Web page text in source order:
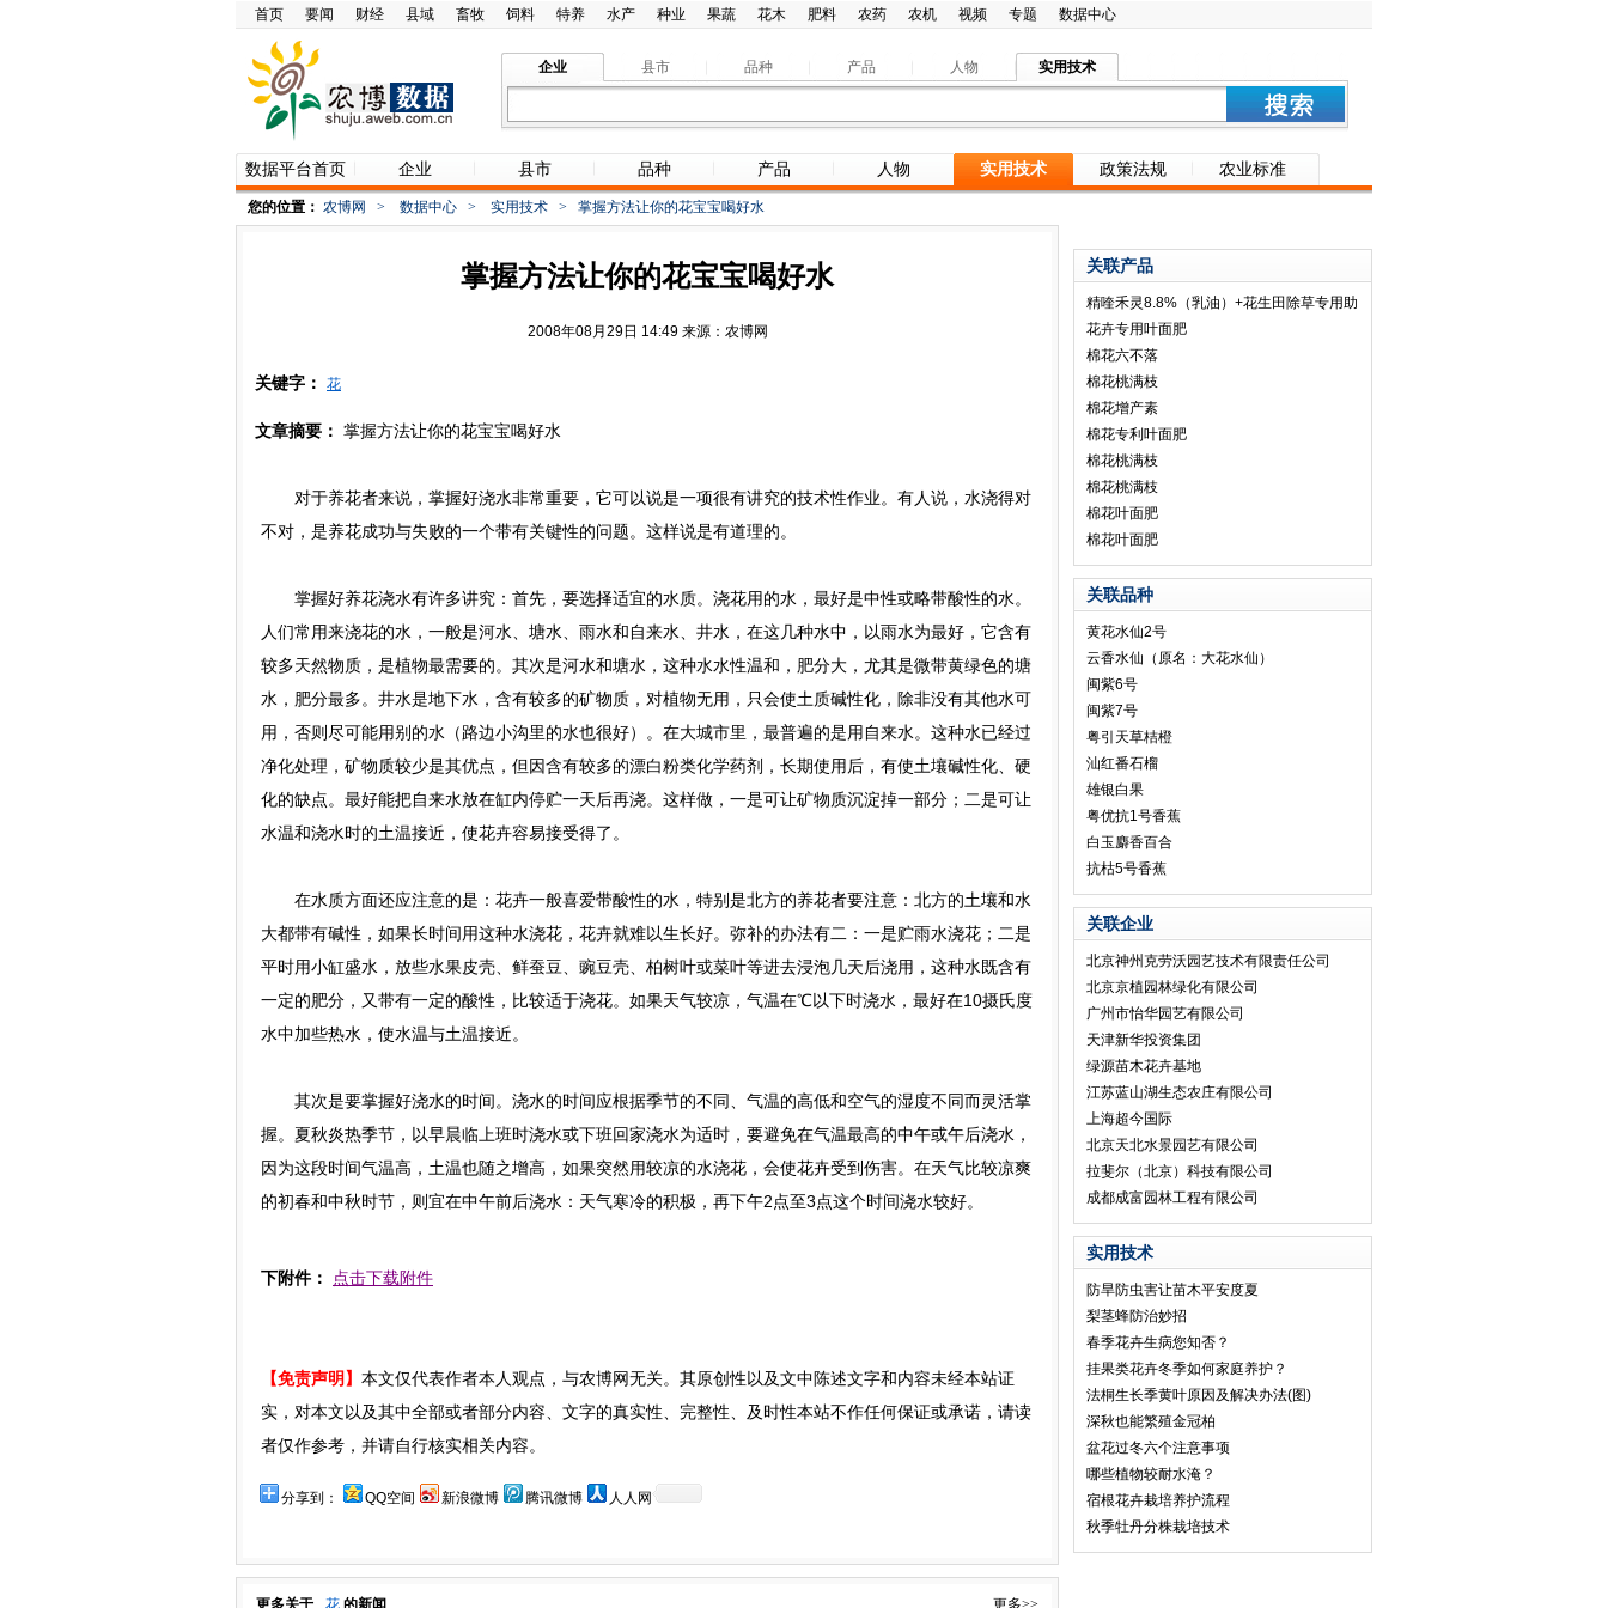
首页 要闻 财经 县域 畜牧 饲料 特养 水产 种业 果蔬 花木 肥料 农药 农机 视频 专题 数据中心
企业 县市 品种 产品 人物 实用技术
数据平台首页 企业 县市 品种 产品 人物 实用技术 政策法规 农业标准
您的位置： 农博网 > 数据中心 > 实用技术 > 掌握方法让你的花宝宝喝好水
掌握方法让你的花宝宝喝好水
2008年08月29日 14:49 来源：农博网
关键字： 花
文章摘要： 掌握方法让你的花宝宝喝好水
对于养花者来说，掌握好浇水非常重要，它可以说是一项很有讲究的技术性作业。有人说，水浇得对
不对，是养花成功与失败的一个带有关键性的问题。这样说是有道理的。
掌握好养花浇水有许多讲究：首先，要选择适宜的水质。浇花用的水，最好是中性或略带酸性的水。
人们常用来浇花的水，一般是河水、塘水、雨水和自来水、井水，在这几种水中，以雨水为最好，它含有
较多天然物质，是植物最需要的。其次是河水和塘水，这种水水性温和，肥分大，尤其是微带黄绿色的塘
水，肥分最多。井水是地下水，含有较多的矿物质，对植物无用，只会使土质碱性化，除非没有其他水可
用，否则尽可能用别的水（路边小沟里的水也很好）。在大城市里，最普遍的是用自来水。这种水已经过
净化处理，矿物质较少是其优点，但因含有较多的漂白粉类化学药剂，长期使用后，有使土壤碱性化、硬
化的缺点。最好能把自来水放在缸内停贮一天后再浇。这样做，一是可让矿物质沉淀掉一部分；二是可让
水温和浇水时的土温接近，使花卉容易接受得了。
在水质方面还应注意的是：花卉一般喜爱带酸性的水，特别是北方的养花者要注意：北方的土壤和水
大都带有碱性，如果长时间用这种水浇花，花卉就难以生长好。弥补的办法有二：一是贮雨水浇花；二是
平时用小缸盛水，放些水果皮壳、鲜蚕豆、豌豆壳、柏树叶或菜叶等进去浸泡几天后浇用，这种水既含有
一定的肥分，又带有一定的酸性，比较适于浇花。如果天气较凉，气温在℃以下时浇水，最好在10摄氏度
水中加些热水，使水温与土温接近。
其次是要掌握好浇水的时间。浇水的时间应根据季节的不同、气温的高低和空气的湿度不同而灵活掌
握。夏秋炎热季节，以早晨临上班时浇水或下班回家浇水为适时，要避免在气温最高的中午或午后浇水，
因为这段时间气温高，土温也随之增高，如果突然用较凉的水浇花，会使花卉受到伤害。在天气比较凉爽
的初春和中秋时节，则宜在中午前后浇水：天气寒冷的积极，再下午2点至3点这个时间浇水较好。
下附件： 点击下载附件
【免责声明】 本文仅代表作者本人观点，与农博网无关。其原创性以及文中陈述文字和内容未经本站证
实，对本文以及其中全部或者部分内容、文字的真实性、完整性、及时性本站不作任何保证或承诺，请读
者仅作参考，并请自行核实相关内容。
分享到： QQ空间 新浪微博 腾讯微博 人人网
更多关于 花 的新闻 更多>>
关联产品
精喹禾灵8.8%（乳油）+花生田除草专用助
花卉专用叶面肥
棉花六不落
棉花桃满枝
棉花增产素
棉花专利叶面肥
棉花桃满枝
棉花桃满枝
棉花叶面肥
棉花叶面肥
关联品种
黄花水仙2号
云香水仙（原名：大花水仙）
闽紫6号
闽紫7号
粤引天草桔橙
汕红番石榴
雄银白果
粤优抗1号香蕉
白玉麝香百合
抗枯5号香蕉
关联企业
北京神州克劳沃园艺技术有限责任公司
北京京植园林绿化有限公司
广州市怡华园艺有限公司
天津新华投资集团
绿源苗木花卉基地
江苏蓝山湖生态农庄有限公司
上海超今国际
北京天北水景园艺有限公司
拉斐尔（北京）科技有限公司
成都成富园林工程有限公司
实用技术
防旱防虫害让苗木平安度夏
梨茎蜂防治妙招
春季花卉生病您知否？
挂果类花卉冬季如何家庭养护？
法桐生长季黄叶原因及解决办法(图)
深秋也能繁殖金冠柏
盆花过冬六个注意事项
哪些植物较耐水淹？
宿根花卉栽培养护流程
秋季牡丹分株栽培技术